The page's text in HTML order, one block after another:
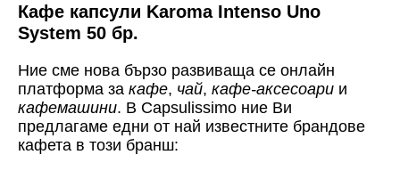
Кафе капсули Karoma Intenso Uno
System 50 бр.
Ние сме нова бързо развиваща се онлайн
платформа за кафе, чай, кафе-аксесоари и
кафемашини. В Capsulissimo ние Ви
предлагаме едни от най известните брандове
кафета в този бранш: